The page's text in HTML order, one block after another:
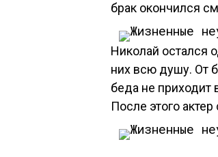
брак окончился
Николай остался
них всю душу. От
беда не приходит
После этого